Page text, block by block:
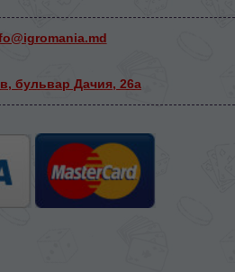
бульвар Дачия, 26а